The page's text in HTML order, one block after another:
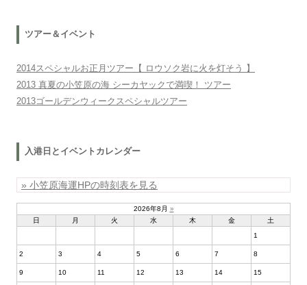
ツアー＆イベント
2014スペシャルお正月ツアー【 ロウソク岩に火を灯そう 】
2013 真夏の小笠原の海 シーカヤックで満喫！ ツアー
2013ゴールデンウィークスペシャルツアー
入港日とイベントカレンダー
» 小笠原海運HPの時刻表を見る
2026年8月 »
日
月 火 水 木 金
土
1
2 3 4 5 6 7 8
9 10 11 12 13 14 15